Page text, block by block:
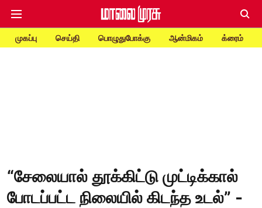
முகப்பு செய்தி பொழுதுபோக்கு ஆன்மிகம் க்ரைம்
“சேலையால் தூக்கிட்டு முட்டிக்கால்
போடப்பட்ட நிலையில் கிடந்த உடல்” -